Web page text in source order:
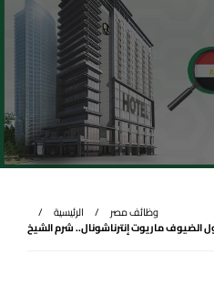
الرئيسية
وظائف مصر
الضيوف ماريوت إنترناشونال.. شرم الشيخ